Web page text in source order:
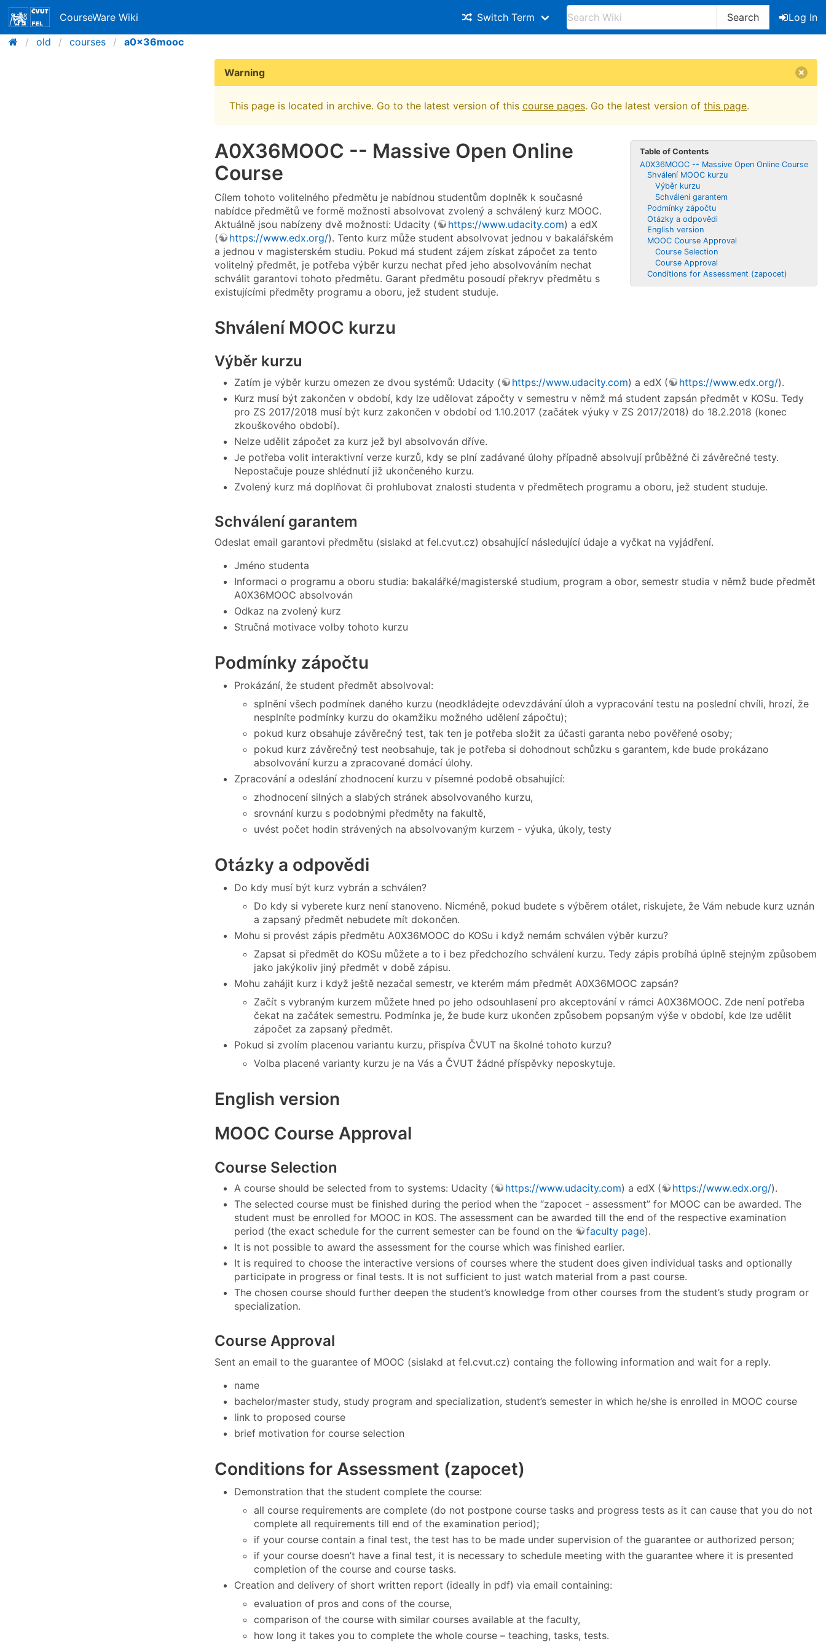
CourseWare Wiki Switch Term Search
Log In
old
courses a0x36mooc
Warning
This page is located in archive. Go to the latest version of this course pages. Go the latest version of this page.
Table of Contents
A0X36MOOC -- Massive Open Online Course
Shválení MOOC kurzu
Výběr kurzu
Schválení garantem
Podmínky zápočtu
Otázky a odpovědi
English version
MOOC Course Approval
Course Selection
Course Approval
Conditions for Assessment (zapocet)
A0X36MOOC -- Massive Open Online
Course
Cílem tohoto volitelného předmětu je nabídnou studentům doplněk k současné
nabídce předmětů ve formě možnosti absolvovat zvolený a schválený kurz MOOC.
Aktuálně jsou nabízeny dvě možnosti: Udacity (
https://www.udacity.com) a edX
(
https://www.edx.org/). Tento kurz může student absolvovat jednou v bakalářském
a jednou v magisterském studiu. Pokud má student zájem získat zápočet za tento
volitelný předmět, je potřeba výběr kurzu nechat před jeho absolvováním nechat
schválit garantovi tohoto předmětu. Garant předmětu posoudí překryv předmětu s
existujícími předměty programu a oboru, jež student studuje.
Shválení MOOC kurzu
Výběr kurzu
Zatím je výběr kurzu omezen ze dvou systémů: Udacity ( https://www.udacity.com) a edX ( https://www.edx.org/).
Kurz musí být zakončen v období, kdy lze udělovat zápočty v semestru v němž má student zapsán předmět v KOSu. Tedy
pro ZS 2017/2018 musí být kurz zakončen v období od 1.10.2017 (začátek výuky v ZS 2017/2018) do 18.2.2018 (konec
zkouškového období).
Nelze udělit zápočet za kurz jež byl absolvován dříve.
Je potřeba volit interaktivní verze kurzů, kdy se plní zadávané úlohy případně absolvují průběžné či závěrečné testy.
Nepostačuje pouze shlédnutí již ukončeného kurzu.
Zvolený kurz má doplňovat či prohlubovat znalosti studenta v předmětech programu a oboru, jež student studuje.
Schválení garantem
Odeslat email garantovi předmětu (sislakd at fel.cvut.cz) obsahující následující údaje a vyčkat na vyjádření.
Jméno studenta
Informaci o programu a oboru studia: bakalářké/magisterské studium, program a obor, semestr studia v němž bude předmět
A0X36MOOC absolvován
Odkaz na zvolený kurz
Stručná motivace volby tohoto kurzu
Podmínky zápočtu
Prokázání, že student předmět absolvoval:
splnění všech podmínek daného kurzu (neodkládejte odevzdávání úloh a vypracování testu na poslední chvíli, hrozí, že
nesplníte podmínky kurzu do okamžiku možného udělení zápočtu);
pokud kurz obsahuje závěrečný test, tak ten je potřeba složit za účasti garanta nebo pověřené osoby;
pokud kurz závěrečný test neobsahuje, tak je potřeba si dohodnout schůzku s garantem, kde bude prokázano
absolvování kurzu a zpracované domácí úlohy.
Zpracování a odeslání zhodnocení kurzu v písemné podobě obsahující:
zhodnocení silných a slabých stránek absolvovaného kurzu,
srovnání kurzu s podobnými předměty na fakultě,
uvést počet hodin strávených na absolvovaným kurzem - výuka, úkoly, testy
Otázky a odpovědi
Do kdy musí být kurz vybrán a schválen?
Do kdy si vyberete kurz není stanoveno. Nicméně, pokud budete s výběrem otálet, riskujete, že Vám nebude kurz uznán
a zapsaný předmět nebudete mít dokončen.
Mohu si provést zápis předmětu A0X36MOOC do KOSu i když nemám schválen výběr kurzu?
Zapsat si předmět do KOSu můžete a to i bez předchozího schválení kurzu. Tedy zápis probíhá úplně stejným způsobem
jako jakýkoliv jiný předmět v době zápisu.
Mohu zahájit kurz i když ještě nezačal semestr, ve kterém mám předmět A0X36MOOC zapsán?
Začít s vybraným kurzem můžete hned po jeho odsouhlasení pro akceptování v rámci A0X36MOOC. Zde není potřeba
čekat na začátek semestru. Podmínka je, že bude kurz ukončen způsobem popsaným výše v období, kde lze udělit
zápočet za zapsaný předmět.
Pokud si zvolím placenou variantu kurzu, přispíva ČVUT na školné tohoto kurzu?
Volba placené varianty kurzu je na Vás a ČVUT žádné příspěvky neposkytuje.
English version
MOOC Course Approval
Course Selection
A course should be selected from to systems: Udacity ( https://www.udacity.com) a edX ( https://www.edx.org/).
The selected course must be finished during the period when the “zapocet - assessment” for MOOC can be awarded. The
student must be enrolled for MOOC in KOS. The assessment can be awarded till the end of the respective examination
period (the exact schedule for the current semester can be found on the
faculty page).
It is not possible to award the assessment for the course which was finished earlier.
It is required to choose the interactive versions of courses where the student does given individual tasks and optionally
participate in progress or final tests. It is not sufficient to just watch material from a past course.
The chosen course should further deepen the student’s knowledge from other courses from the student’s study program or
specialization.
Course Approval
Sent an email to the guarantee of MOOC (sislakd at fel.cvut.cz) containg the following information and wait for a reply.
name
bachelor/master study, study program and specialization, student’s semester in which he/she is enrolled in MOOC course
link to proposed course
brief motivation for course selection
Conditions for Assessment (zapocet)
Demonstration that the student complete the course:
all course requirements are complete (do not postpone course tasks and progress tests as it can cause that you do not
complete all requirements till end of the examination period);
if your course contain a final test, the test has to be made under supervision of the guarantee or authorized person;
if your course doesn’t have a final test, it is necessary to schedule meeting with the guarantee where it is presented
completion of the course and course tasks.
Creation and delivery of short written report (ideally in pdf) via email containing:
evaluation of pros and cons of the course,
comparison of the course with similar courses available at the faculty,
how long it takes you to complete the whole course – teaching, tasks, tests.